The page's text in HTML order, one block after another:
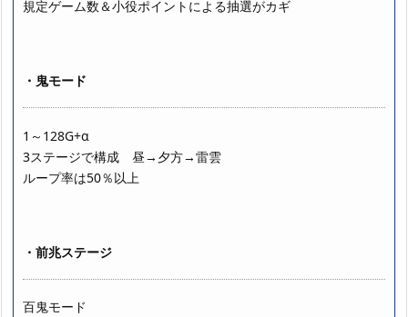
規定ゲーム数＆小役ポイントによる抽選がカギ
・鬼モード
1～128G+α
3ステージで構成 昼→夕方→雷雲
ループ率は50％以上
・前兆ステージ
百鬼モード